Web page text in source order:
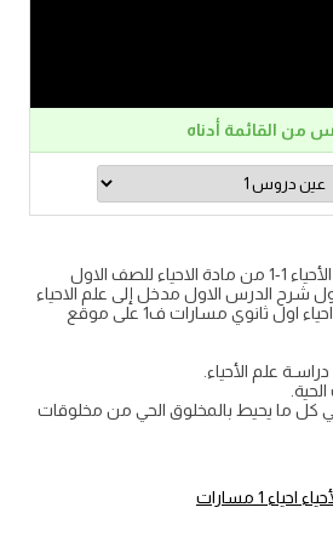
من القائمة أدناه
شرح درس مدخل إلى علم الأحياء 1-1 من مادة الاحياء للصف الاول
شرح الدرس الاول مدخل إلى علم الاحياء
من الفصل 1 دراسة الحياة احياء اول ثانوي مسارات ف1 على موقع
علم الأحياء.
هي كل ما يحيط بالمخلوق الحي من مخلوقات
1 مسارات